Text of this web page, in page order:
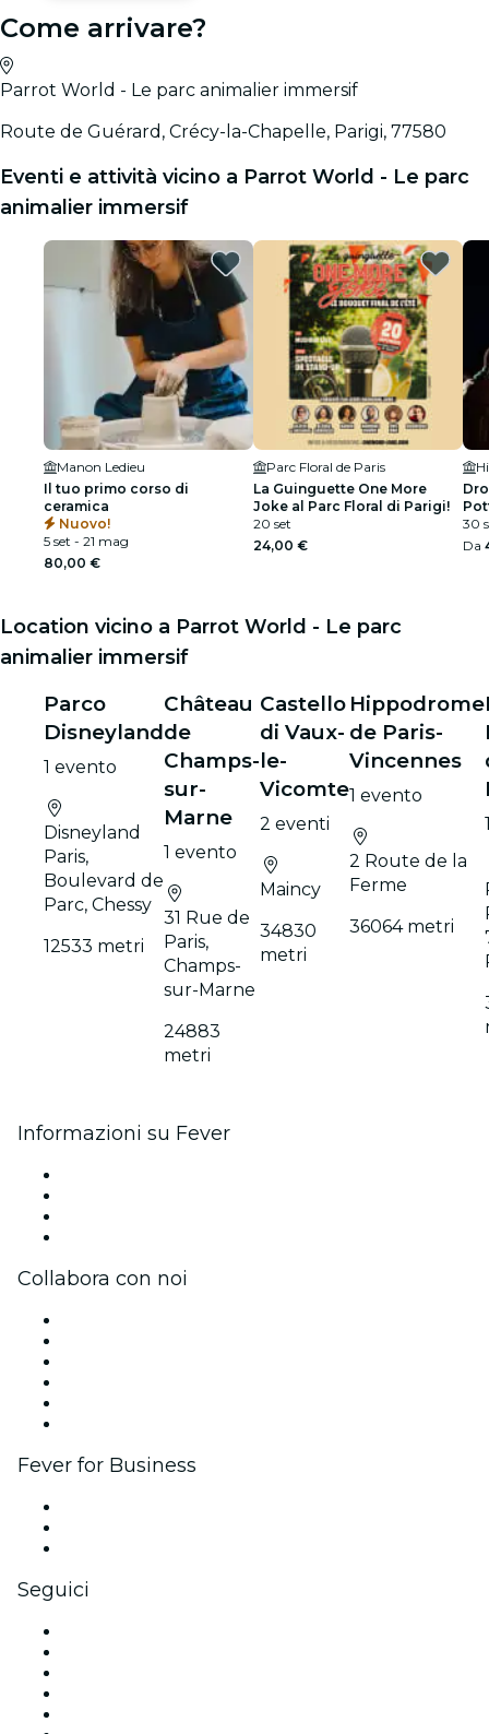
Come arrivare?
Parrot World - Le parc animalier immersif
Route de Guérard, Crécy-la-Chapelle, Parigi, 77580
Eventi e attività vicino a Parrot World - Le parc
animalier immersif
Manon Ledieu
Il tuo primo corso di
ceramica
Nuovo!
5 set - 21 mag
80,00 €
Parc Floral de Paris
La Guinguette One More
Joke al Parc Floral di Parigi!
20 set
24,00 €
30
Da
Location vicino a Parrot World - Le parc
animalier immersif
Parco
Disneyland
1 evento
Disneyland
Paris,
Boulevard de
Parc, Chessy
12533 metri
Château
de
Champs-
sur-
Marne
1 evento
31 Rue de
Paris,
Champs-
sur-Marne
24883
metri
Castello
di Vaux-
le-
Vicomte
2 eventi
Maincy
34830
metri
Hippodrome
de Paris-
Vincennes
1 evento
2 Route de la
Ferme
36064 metri
Informazioni su Fever
Collabora con noi
Fever for Business
Seguici